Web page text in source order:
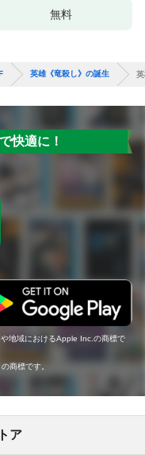
無料
英雄《竜殺し》の誕生
快適に！
地域におけるApple Inc.の商標で
商標です。
ア